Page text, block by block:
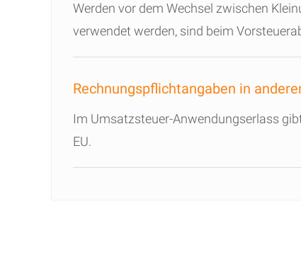
Werden vor dem Wechsel zwischen
verwendet werden, sind beim
Rechnungspflichtangaben in
Im Umsatzsteuer-Anwendungserlass
EU.